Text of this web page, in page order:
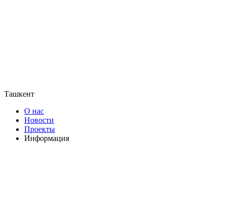
Ташкент
О нас
Новости
Проекты
Информация